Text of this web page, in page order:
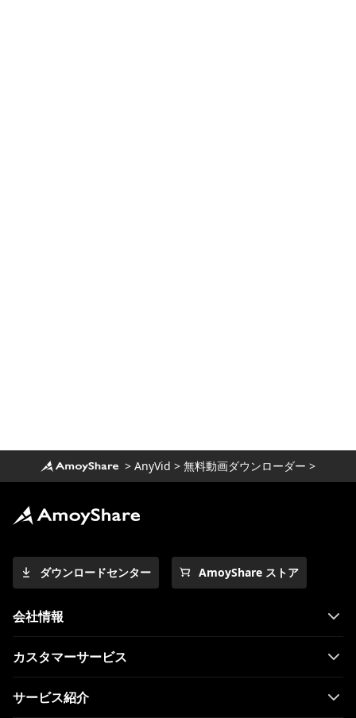
のWatchSeries
10年に機能するCouchTunerの代替案トッ
無料で漫画をオンラインで見るトップ11サ
イト[2025]
見逃したくないWorldStarHipHopのような
10のサイト
Skillshare vs. Udemy：どちらがあなたに適
していますか？
> AnyVid > 無料動画ダウンローダー >
ダウンロードセンター AmoyShare ストア
会社情報
カスタマーサービス
サービス紹介